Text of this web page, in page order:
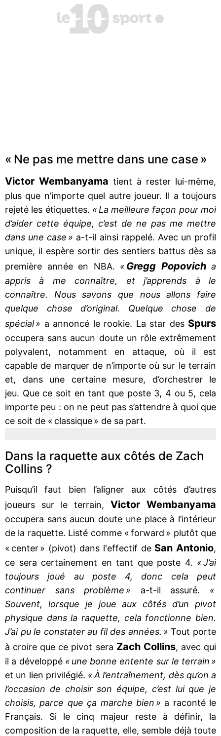
« Ne pas me mettre dans une case »
Victor Wembanyama tient à rester lui-même,
plus que n’importe quel autre joueur. Il a toujours
rejeté les étiquettes. « La meilleure façon pour moi
d’aider cette équipe, c’est de ne pas me mettre
dans une case » a-t-il ainsi rappelé. Avec un profil
unique, il espère sortir des sentiers battus dès sa
première année en NBA. « Gregg Popovicha
appris à me connaître, et j’apprends à le
connaître. Nous savons que nous allons faire
quelque chose d’original. Quelque chose de
spécial » a annoncé le rookie. La star des Spurs
occupera sans aucun doute un rôle extrêmement
polyvalent, notamment en attaque, où il est
capable de marquer de n’importe où sur le terrain
et, dans une certaine mesure, d’orchestrer le
jeu. Que ce soit en tant que poste 3, 4 ou 5, cela
importe peu : on ne peut pas s’attendre à quoi que
ce soit de « classique » de sa part.
Dans la raquette aux côtés de Zach
Collins ?
Puisqu’il faut bien l’aligner aux côtés d’autres
joueurs sur le terrain, Victor Wembanyama
occupera sans aucun doute une place à l’intérieur
de la raquette. Listé comme « forward » plutôt que
« center » (pivot) dans l'effectif deSan Antonio,
ce sera certainement en tant que poste 4. « J’ai
toujours joué au poste 4, donc cela peut
continuer sans problème » a-t-il assuré. «
Souvent, lorsque je joue aux côtés d’un pivot
physique dans la raquette, cela fonctionne bien.
J’ai pu le constater au fil des années. » Tout porte
à croire que ce pivot sera Zach Collins, avec qui
il a développé « une bonne entente sur le terrain »
et un lien privilégié. « À l’entraînement, dès qu’on a
l’occasion de choisir son équipe, c’est lui que je
choisis, parce que ça marche bien » a raconté le
Français. Si le cinq majeur reste à définir, la
composition de la raquette, elle, semble déjà toute